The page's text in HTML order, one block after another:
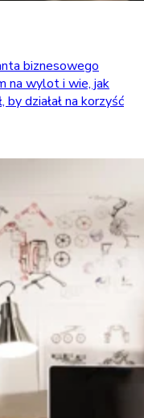
biznesowego
na wylot i wie, jak
działał na korzyść